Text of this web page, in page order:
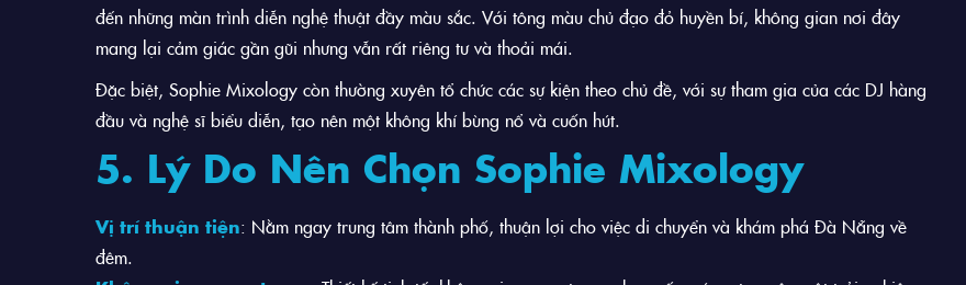
đến những màn trình diễn nghệ thuật đầy màu sắc. Với tông màu chủ đạo đỏ huyền bí, không gian nơi đây
mang lại cảm giác gần gũi nhưng vẫn rất riêng tư và thoải mái.
Đặc biệt, Sophie Mixology còn thường xuyên tổ chức các sự kiện theo chủ đề, với sự tham gia của các DJ hàng
đầu và nghệ sĩ biểu diễn, tạo nên một không khí bùng nổ và cuốn hút.
5. Lý Do Nên Chọn Sophie Mixology
Vị trí thuận tiện: Nằm ngay trung tâm thành phố, thuận lợi cho việc di chuyển và khám phá Đà Nẵng về
đêm.